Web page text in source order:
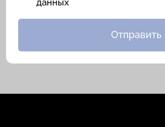
данных
Отправить